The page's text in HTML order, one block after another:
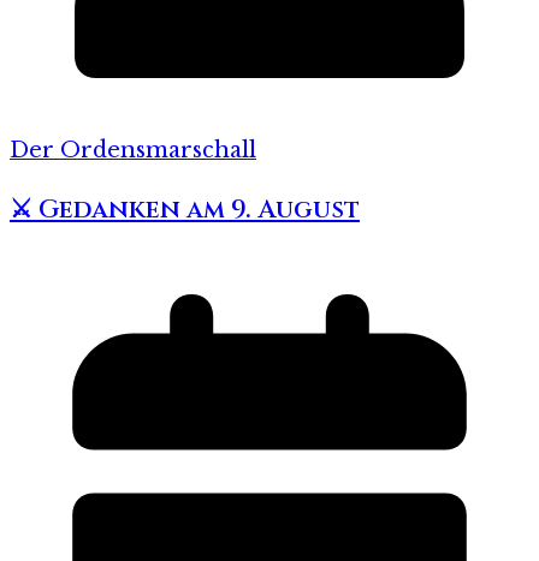
Der Ordensmarschall
⚔️ Gedanken am 9. August